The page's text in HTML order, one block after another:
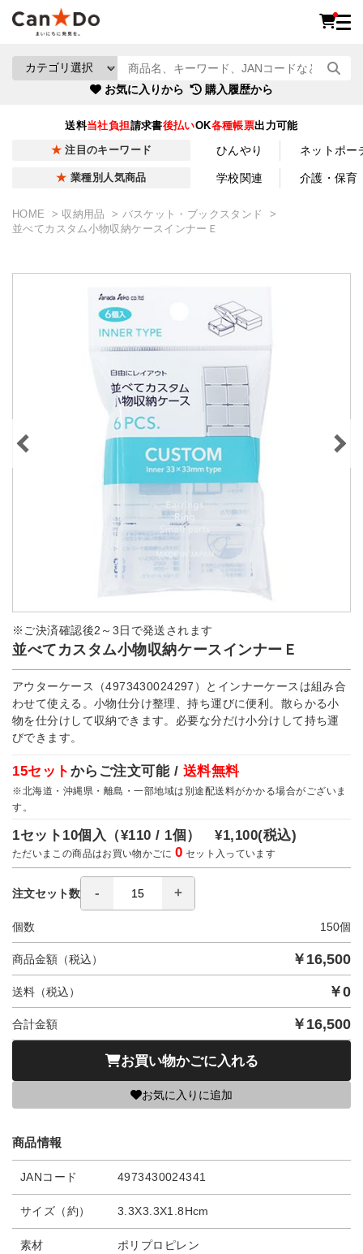
お気に入りから 購入履歴から
送料当社負担請求書後払いOK各種帳票出力可能
注目のキーワード ひんやり ネットポー
業種別人気商品 学校関連 介護・保育
HOME 収納用品
バスケット・ブックスタンド
並べてカスタム小物収納ケースインナーＥ
※ご決済確認後2～3日で発送されます
並べてカスタム小物収納ケースインナーＥ
アウターケース（4973430024297）とインナーケースは組み合
わせて使える。小物仕分け整理、持ち運びに便利。散らかる小
物を仕分けして収納できます。必要な分だけ小分けして持ち運
びできます。
15セット からご注文可能 / 送料無料
※北海道・沖縄県・離島・一部地域は別途配送料がかかる場合がございま
す。
1セット10個入（¥110 / 1個）¥1,100(税込)
ただいまこの商品はお買い物かごに0 セット入っています
注文セット数
個数 150個
商品金額（税込） ￥ 16,500
送料（税込） ￥0
合計金額 ￥ 16,500
お買い物かごに入れる
お気に入りに追加
商品情報
JANコード 4973430024341
サイズ（約） 3.3X3.3X1.8Hcm
素材 ポリプロピレン